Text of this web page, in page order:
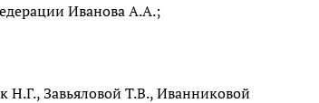
Иванова А.А.;
Завьяловой Т.В., Иванниковой